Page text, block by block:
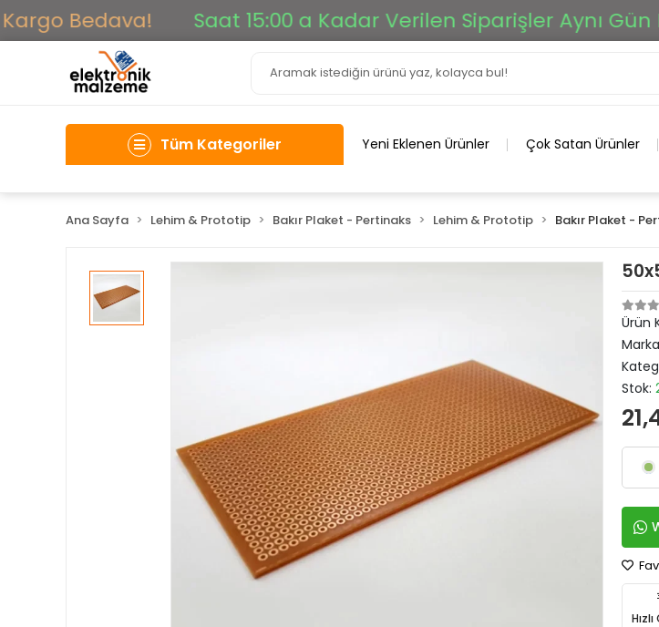
Bedava! Saat 15:00 a Kadar Verilen Siparişler Aynı Gün
Tüm Kategoriler Yeni Eklenen Ürünler Çok Satan Ürünler
Ana Sayfa Lehim & Prototip Bakır Plaket - Pertinaks Lehim & Prototip Bakır Plaket -
Ürün
Stok: